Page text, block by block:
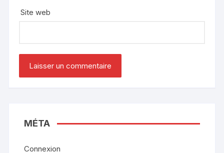
Site web
MÉTA
Connexion